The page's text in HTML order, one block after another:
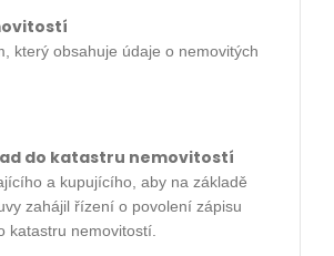
který obsahuje údaje o nemovitých
do katastru nemovitostí
a kupujícího, aby na základě
zahájil řízení o povolení zápisu
katastru nemovitostí.